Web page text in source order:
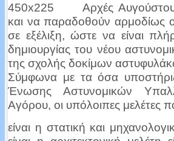
Αρχές
και να παραδοθούν αρμοδίως
σε εξέλιξη, ώστε να είναι
δημιουργίας του νέου
της σχολής δοκίμων
Σύμφωνα με τα όσα
Ένωσης Αστυνομικών
Αγόρου, οι υπόλοιπες μελέτες
είναι η στατική και